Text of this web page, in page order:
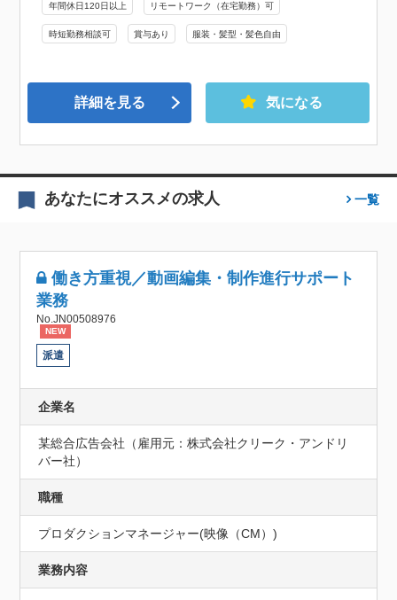
年間休日120日以上 リモートワーク（在宅勤務）可
時短勤務相談可 賞与あり 服装・髪型・髪色自由
詳細を見る 気になる
あなたにオススメの求人 一覧
働き方重視／動画編集・制作進行サポート
業務
No.JN00508976
NEW
派遣
企業名
某総合広告会社（雇用元：株式会社クリーク・アンドリ
バー社）
職種
プロダクションマネージャー(映像（CM）)
業務内容